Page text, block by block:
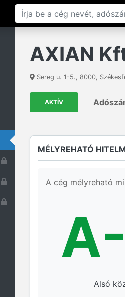
AXIAN
Sereg u. 1-5., 8000,
AKTÍV
MÉLYREHATÓ
A cég mélyreható
Alsó